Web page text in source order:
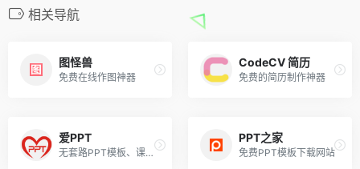
相关导航
图怪兽
免费在线作图神器
CodeCV 简历
免费的简历制作神器
爱PPT
无套路PPT模板、课件免费下载网站
PPT之家
免费PPT模板下载网站